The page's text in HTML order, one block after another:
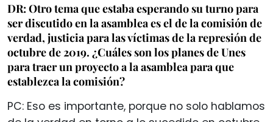
DR: Otro tema que estaba esperando su turno para
ser discutido en la asamblea es el de la comisión de
verdad, justicia para las víctimas de la represión de
octubre de 2019. ¿Cuáles son los planes de Unes
para traer un proyecto a la asamblea para que
establezca la comisión?
PC: Eso es importante, porque no solo hablamos